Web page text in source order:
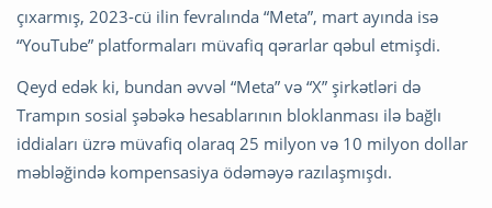
çıxarmış, 2023-cü ilin fevralında “Meta”, mart ayında isə
“YouTube” platformaları müvafiq qərarlar qəbul etmişdi.
Qeyd edək ki, bundan əvvəl “Meta” və “X” şirkətləri də
Trampın sosial şəbəkə hesablarının bloklanması ilə bağlı
iddiaları üzrə müvafiq olaraq 25 milyon və 10 milyon dollar
məbləğində kompensasiya ödəməyə razılaşmışdı.